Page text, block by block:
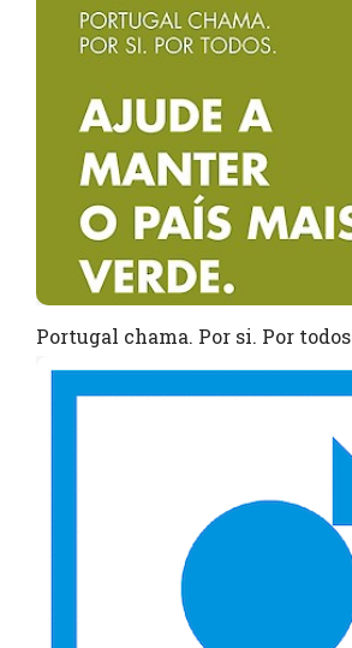
Portugal chama. Por si. Por todos